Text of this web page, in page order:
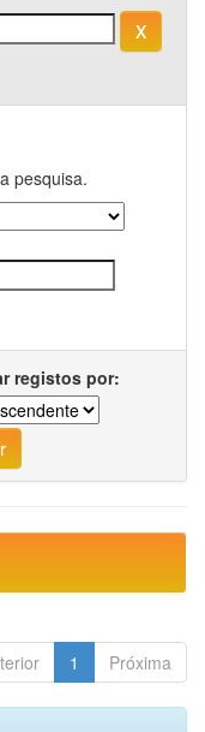
pesquisa.
registos por:
1 Próxima